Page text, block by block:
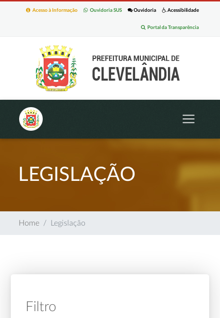
Acessibilidade
Ouvidoria
Ouvidoria SUS
Acesso à Informação
Portal da Transparência
LEGISLAÇÃO
Home Legislação
Filtro